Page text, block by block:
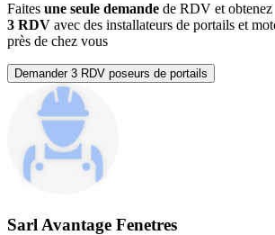
Faites une seule demande de RDV et obtenez
3 RDV avec des installateurs de portails et
près de chez vous
Demander 3 RDV poseurs de portails
Sarl Avantage Fenetres